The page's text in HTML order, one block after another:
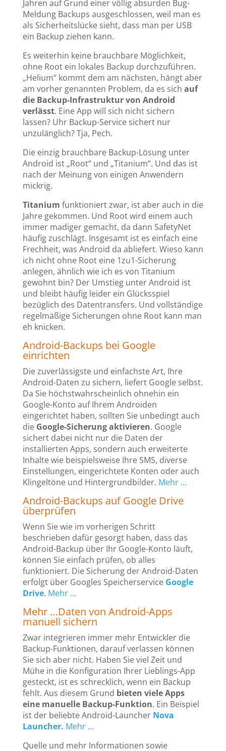
Jahren auf Grund einer völlig absurden Bug-
Meldung Backups ausgeschlossen, weil man es
als Sicherheitslücke sieht, dass man per USB
ein Backup ziehen kann.
Es weiterhin keine brauchbare Möglichkeit,
ohne Root ein lokales Backup durchzuführen.
„Helium“ kommt dem am nächsten, hängt aber
am vorher genannten Problem, da es sich auf
die Backup-Infrastruktur von Android
verlässt. Eine App will sich nicht sichern
lassen? Uhr Backup-Service sichert nur
unzulänglich? Tja, Pech.
Die einzig brauchbare Backup-Lösung unter
Android ist „Root“ und „Titanium“. Und das ist
nach der Meinung von einigen Anwendern
mickrig.
Titanium funktioniert zwar, ist aber auch in die
Jahre gekommen. Und Root wird einem auch
immer madiger gemacht, da dann SafetyNet
häufig zuschlägt. Insgesamt ist es einfach eine
Frechheit, was Android da abliefert. Wieso kann
ich nicht ohne Root eine 1zu1-Sicherung
anlegen, ähnlich wie ich es von Titanium
gewohnt bin? Der Umstieg unter Android ist
und bleibt häufig leider ein Glücksspiel
bezüglich des Datentransfers. Und vollständige
regelmäßige Sicherungen ohne Root kann man
eh knicken.
Android-Backups bei Google
einrichten
Die zuverlässigste und einfachste Art, Ihre
Android-Daten zu sichern, liefert Google selbst.
Da Sie höchstwahrscheinlich ohnehin ein
Google-Konto auf Ihrem Androiden
eingerichtet haben, sollten Sie unbedingt auch
die Google-Sicherung aktivieren. Google
sichert dabei nicht nur die Daten der
installierten Apps, sondern auch erweiterte
Inhalte wie beispielsweise Ihre SMS, diverse
Einstellungen, eingerichtete Konten oder auch
Klingeltöne und Hintergrundbilder. Mehr …
Android-Backups auf Google Drive
überprüfen
Wenn Sie wie im vorherigen Schritt
beschrieben dafür gesorgt haben, dass das
Android-Backup über Ihr Google-Konto läuft,
können Sie einfach prüfen, ob alles
funktioniert. Die Sicherung der Android-Daten
erfolgt über Googles Speicherservice Google
Drive. Mehr …
Mehr …Daten von Android-Apps
manuell sichern
Zwar integrieren immer mehr Entwickler die
Backup-Funktionen, darauf verlassen können
Sie sich aber nicht. Haben Sie viel Zeit und
Mühe in die Konfiguration Ihrer Lieblings-App
gesteckt, ist es schrecklich, wenn ein Backup
fehlt. Aus diesem Grund bieten viele Apps
eine manuelle Backup-Funktion. Ein Beispiel
ist der beliebte Android-Launcher Nova
Launcher. Mehr …
Quelle und mehr Informationen sowie